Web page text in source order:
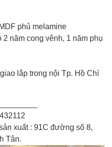
phủ melamine
2 năm cong vênh, 1 năm phụ
lắp trong nội Tp. Hồ Chí
xuất : 91C đường số 8,
Tân.